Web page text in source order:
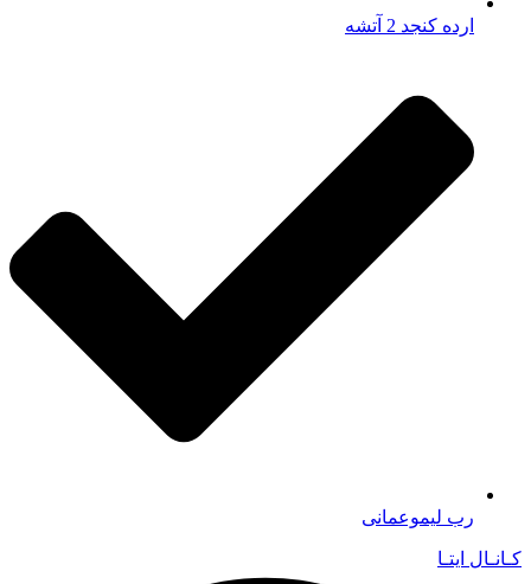
ارده کنجد 2 آتشه
رب لیموعمانی
کـانـال ایتـا